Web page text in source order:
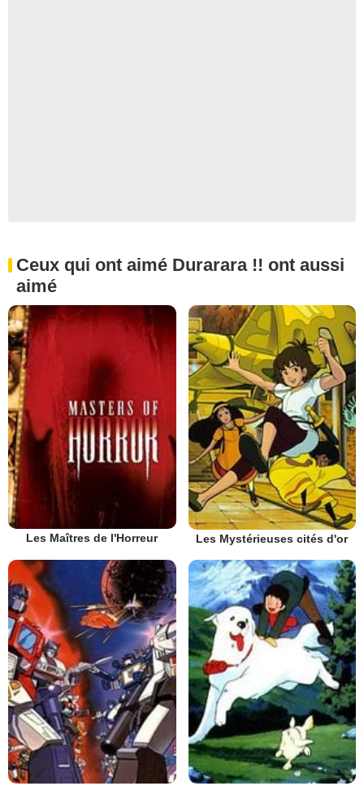
Ceux qui ont aimé Durarara !! ont aussi
aimé
Les Maîtres de l'Horreur Les Mystérieuses cités d'or